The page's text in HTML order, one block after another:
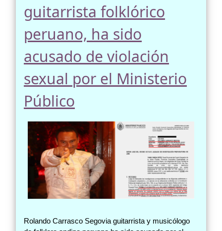
guitarrista folklórico
peruano, ha sido
acusado de violación
sexual por el Ministerio
Público
Rolando Carrasco Segovia guitarrista y musicólogo